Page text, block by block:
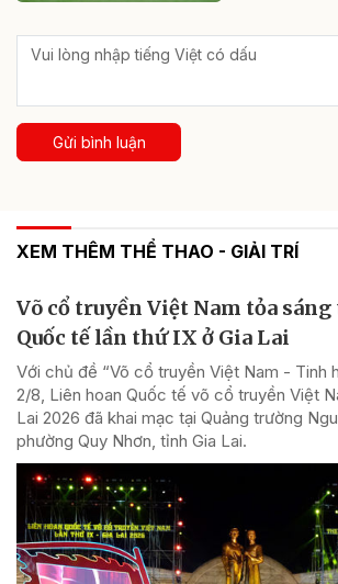
Gửi bình luận
XEM THÊM THỂ THAO - GIẢI TRÍ
Võ cổ truyền Việt Nam tỏa
Quốc tế lần thứ IX ở Gia Lai
Với chủ đề “Võ cổ truyền Việt Nam - Tinh
2/8, Liên hoan Quốc tế võ cổ truyền Việt
Lai 2026 đã khai mạc tại Quảng trường
phường Quy Nhơn, tỉnh Gia Lai.